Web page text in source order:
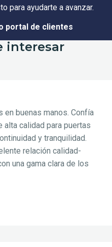
para ayudarte a avanzar.
portal de clientes
interesar
en buenas manos. Confía
alta calidad para puertas
y tranquilidad.
relación calidad-
una gama clara de los